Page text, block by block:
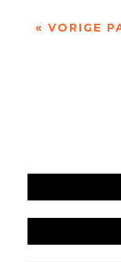
« VORIGE